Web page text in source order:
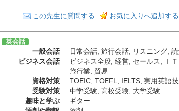
この先生に質問する お気に入りへ追加する
英会話
一般会話 日常会話, 旅行会話, リスニング,
ビジネス会話
ビジネス全般, 経営, セールス ＩＴ
旅行業, 貿易
資格対策
TOEIC, TOEFL IELTS, 実用英語技
受験対策
中学受験, 高校受験, 大学受験
趣味と学ぶ
ギター